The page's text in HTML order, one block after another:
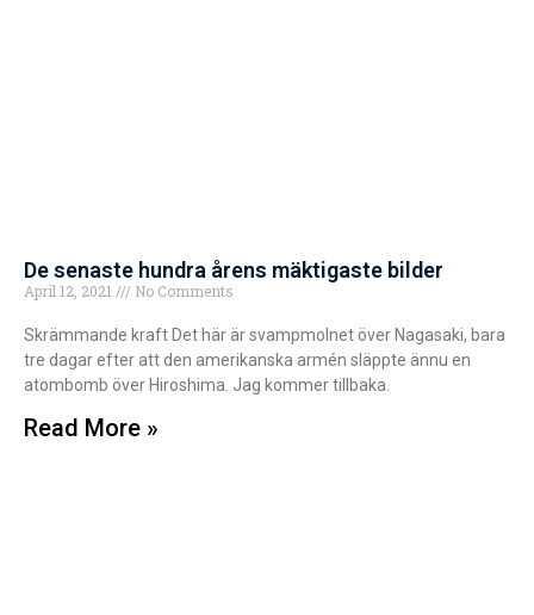
De senaste hundra årens mäktigaste bilder
April 12, 2021 No Comments
Skrämmande kraft Det här är svampmolnet över Nagasaki, bara
tre dagar efter att den amerikanska armén släppte ännu en
atombomb över Hiroshima. Jag kommer tillbaka.
Read More »